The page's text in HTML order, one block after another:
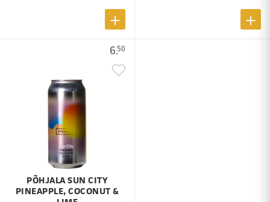
6.50
PÕHJALA SUN CITY
PINEAPPLE, COCONUT &